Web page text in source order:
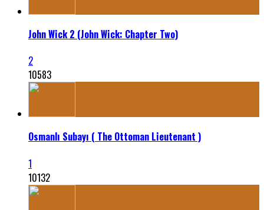
John Wick 2 (John Wick: Chapter Two)
2
10583
Osmanlı Subayı ( The Ottoman Lieutenant )
1
10132